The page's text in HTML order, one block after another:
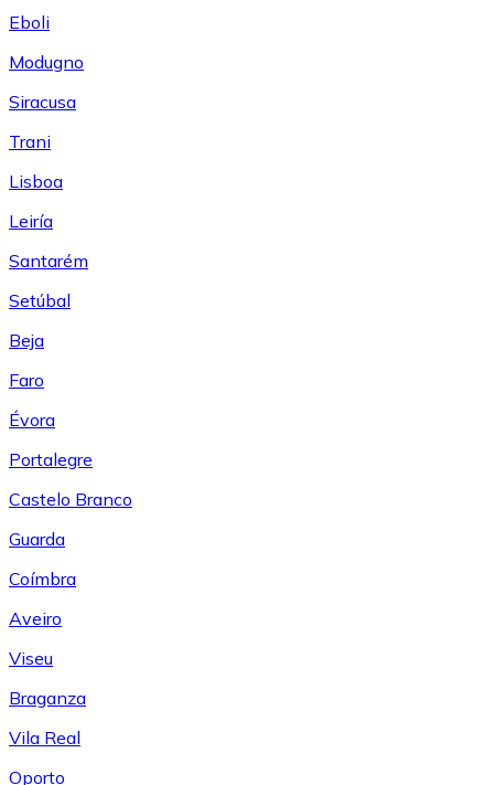
Eboli
Modugno
Siracusa
Trani
Lisboa
Leiría
Santarém
Setúbal
Beja
Faro
Évora
Portalegre
Castelo Branco
Guarda
Coímbra
Aveiro
Viseu
Braganza
Vila Real
Oporto